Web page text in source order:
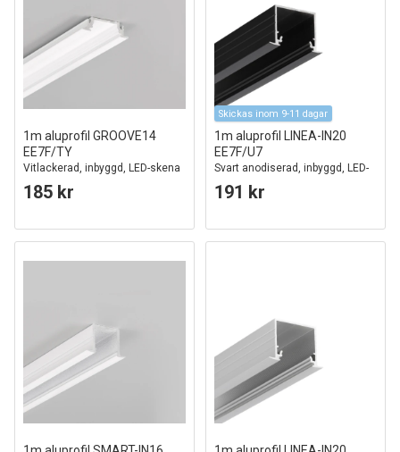
1m aluprofil GROOVE14
EE7F/TY
Vitlackerad, inbyggd, LED-skena
185 kr
Skickas inom 9-11 dagar
1m aluprofil LINEA-IN20
EE7F/U7
Svart anodiserad, inbyggd, LED-
skena
191 kr